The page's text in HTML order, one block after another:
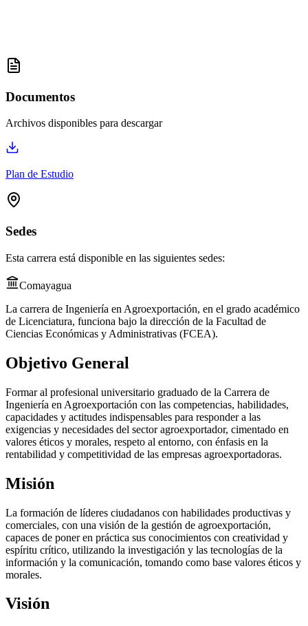
Documentos
Archivos disponibles para descargar
Plan de Estudio
Sedes
Esta carrera está disponible en las siguientes sedes:
Comayagua
La carrera de Ingeniería en Agroexportación, en el grado académico
de Licenciatura, funciona bajo la dirección de la Facultad de
Ciencias Económicas y Administrativas (FCEA).
Objetivo General
Formar al profesional universitario graduado de la Carrera de
Ingeniería en Agroexportación con las competencias, habilidades,
capacidades y actitudes indispensables para responder a las
exigencias y necesidades del sector agroexportador, cimentado en
valores éticos y morales, respeto al entorno, con énfasis en la
rentabilidad y competitividad de las empresas agroexportadoras.
Misión
La formación de líderes ciudadanos con habilidades productivas y
comerciales, con una visión de la gestión de agroexportación,
capaces de poner en práctica sus conocimientos con creatividad y
espíritu crítico, utilizando la investigación y las tecnologías de la
información y la comunicación, tomando como base valores éticos y
morales.
Visión